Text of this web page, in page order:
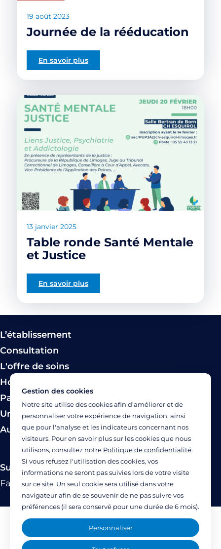
19 août 2023
Journée de la rééducation
En savoir plus
13 janvier 2025
Table ronde Santé Mentale
et Justice
En savoir plus
L’établissement
Consultation
L'offre de soins
Hospitalisation
Paiement
Urgence
Autres modes de prise en charge
Suivez-nous
FacebookTwitterLinkedinYouTubeInstagram
Mentions légales
Politique de confidentialité
Gestion des cookies
Notre site utilise des cookies afin d'améliorer et de
personnaliser votre expérience de navigation, ainsi
que pour l'analyse et les indicateurs concernant nos
visiteurs. Pour en savoir plus sur les cookies que nous
utilisons, consultez notre Politique de confidentialité.
Si vous refusez l'utilisation des cookies, vos
informations ne seront pas suivies lors de votre visite
sur ce site. Un seul cookie sera utilisé dans votre
navigateur afin de se souvenir de ne pas suivre vos
préférences (il sera conservé pour une durée de 6 mois).
Personnaliser